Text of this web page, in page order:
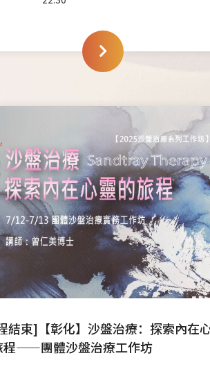
結束]【彰化】沙盤治療：探索內在
程——團體沙盤治療工作坊